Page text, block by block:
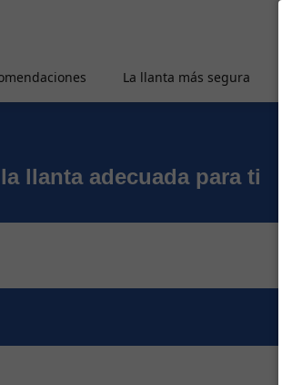
La llanta más segura
llanta adecuada para ti